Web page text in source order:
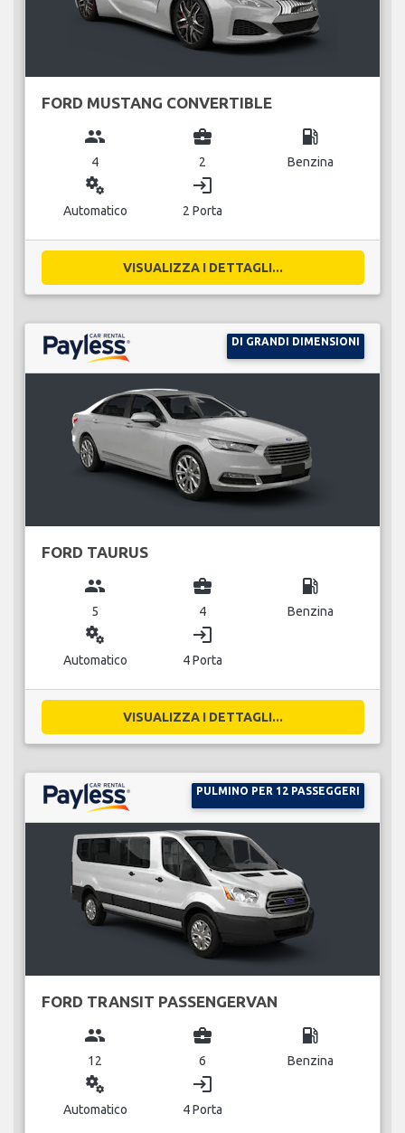
FORD MUSTANG CONVERTIBLE
group
4
business_center
2
local_gas_station
Benzina
miscellaneous_services
Automatico
login
2 Porta
VISUALIZZA I DETTAGLI...
DI GRANDI DIMENSIONI
FORD TAURUS
group
5
business_center
4
local_gas_station
Benzina
miscellaneous_services
Automatico
login
4 Porta
VISUALIZZA I DETTAGLI...
PULMINO PER 12 PASSEGGERI
FORD TRANSIT PASSENGERVAN
group
12
business_center
6
local_gas_station
Benzina
miscellaneous_services
Automatico
login
4 Porta